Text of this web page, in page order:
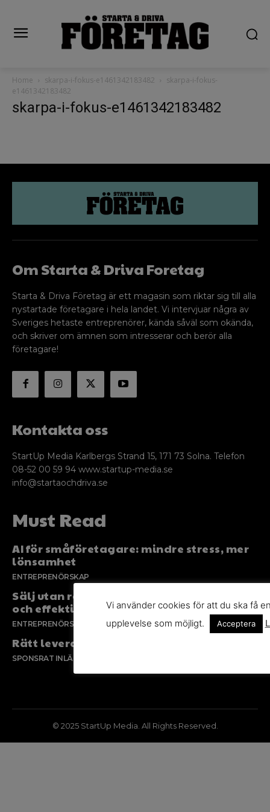
Home skarpa-i-fokus-e1461342183482
skarpa-i-fokus-
e1461342183482
skarpa-i-fokus-e1461342183482
Om Starta & Driva Foretag
Starta & Driva Företag är ett magasin som riktar sig till alla
nystartade företagare i hela landet. Vi intervjuar några av
Sveriges hetaste entreprenörer, kända såväl som okända,
och skriver om ämnen som intresserar och berör alla
företagare!
Kontakta oss
StartUp Media Karlbergs Strand 15, 171 73 Solna. Telefon
08-52 00 59 94 www.startup-media.se
info@startaochdriva.se
Must Read
AI för småföretagare: mindre stress, mer
lönsamhet
ENTREPRENÖRSKAP
Sälj utan rädsla – Michels väg till trygg
och effektiv försäljning
ENTREPRENÖRSKAP
Rätt leverantör – viktigare än du tror
SPONSRAT INLÄGG
© 2025 StartUp Media. All Rights Reserved.
Vi använder cookies för att du ska få
upplevelse som möjligt.
Acceptera